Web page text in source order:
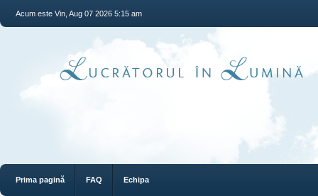
Acum este Vin, Aug 07 2026 5:15 am
Prima pagină FAQ Echipa